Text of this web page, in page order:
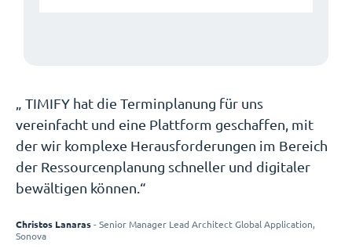
„ TIMIFY hat die Terminplanung für uns
vereinfacht und eine Plattform geschaffen, mit
der wir komplexe Herausforderungen im Bereich
der Ressourcenplanung schneller und digitaler
bewältigen können.“
Christos Lanaras - Senior Manager Lead Architect Global Application,
Sonova
Christos Lanaras - Senior Manager Lead Architect Global Application,
Sonova